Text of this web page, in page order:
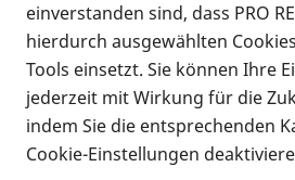
Infomaterial
Infomaterial
einverstanden sind, dass PRO
hierdurch ausgewählten
Tools einsetzt. Sie können Ihre
jederzeit mit Wirkung für die
indem Sie die entsprechenden
Cookie-Einstellungen